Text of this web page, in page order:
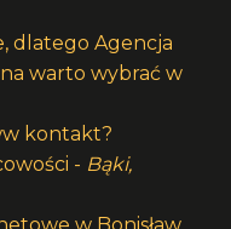
dlatego Agencja
warto wybrać w
kontakt?
- Bąki,